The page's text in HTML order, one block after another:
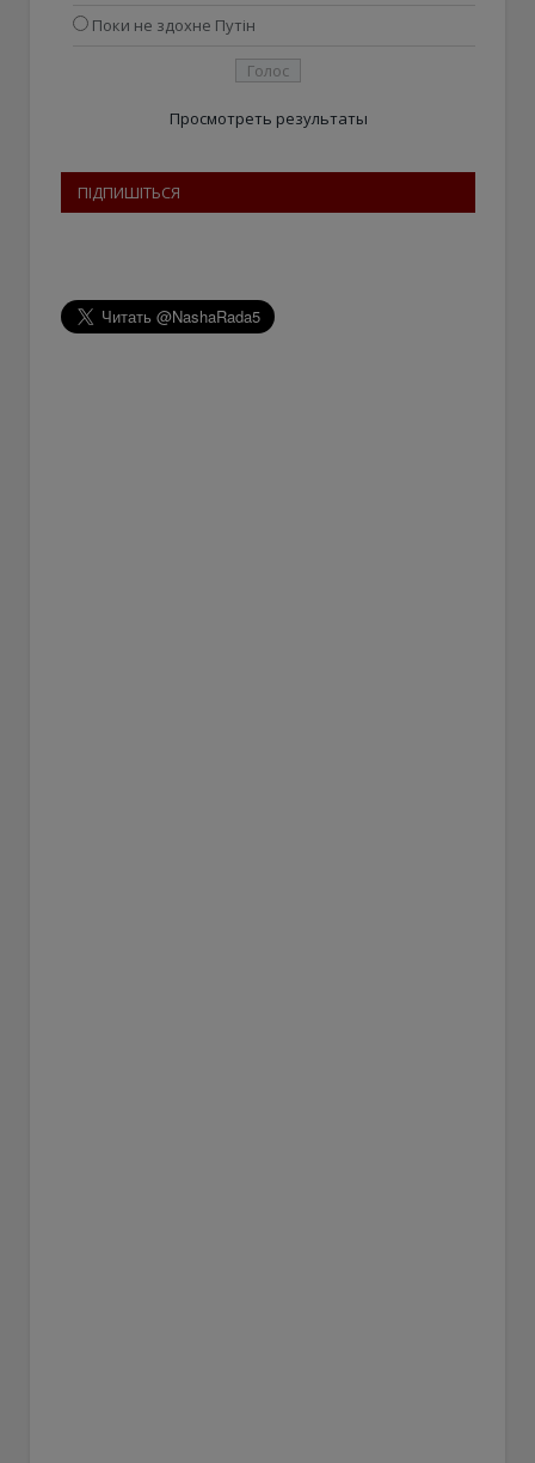
Поки не здохне Путін
Просмотреть результаты
ПІДПИШІТЬСЯ